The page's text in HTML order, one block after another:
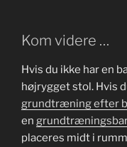
Kom videre …
Hvis du ikke har en
højrygget stol. Hvis
grundtræning efter
en
placeres midt i